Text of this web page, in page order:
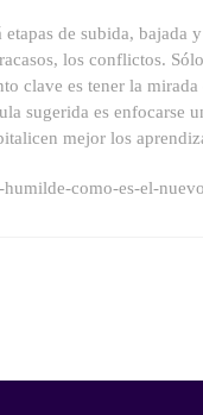
etapas de subida, bajada
los conflictos.
clave es tener la
sugerida es enfocarse
mejor los
como-es-el-